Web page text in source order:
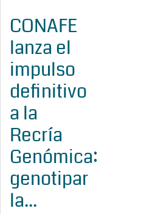
CONAFE
lanza el
impulso
definitivo
a la
Recría
Genómica:
genotipar
la...